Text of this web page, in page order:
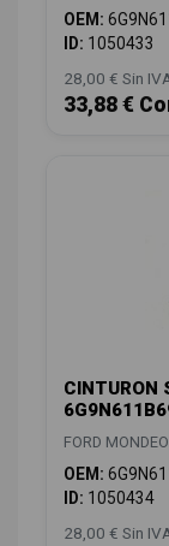
OEM:
ID: 1050433
28,00 € Sin
33,88 €
CINTURON
FORD
OEM:
ID: 1050434
28,00 € Sin